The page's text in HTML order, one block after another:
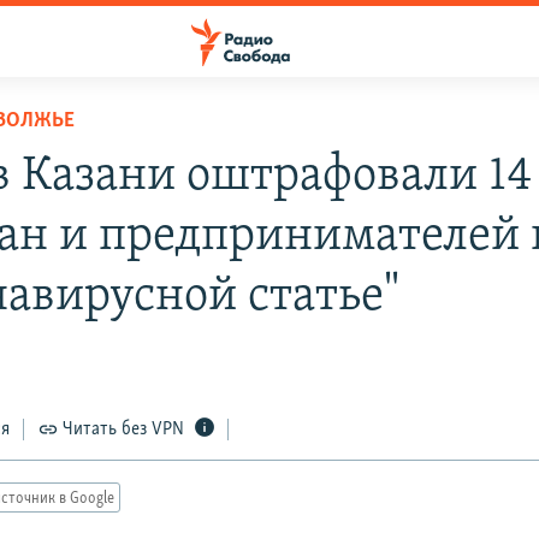
Казани оштрафовали 14
и предпринимателей
статье"
Читать без VPN
в Google